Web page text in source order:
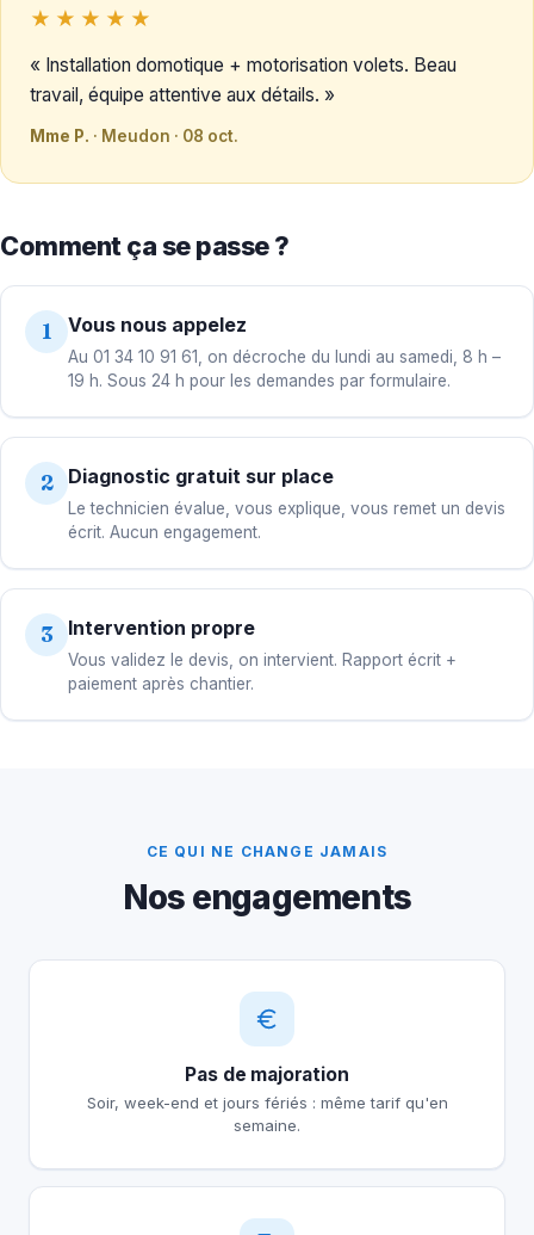
★★★★★
« Installation domotique + motorisation volets. Beau
travail, équipe attentive aux détails. »
Mme P. · Meudon · 08 oct.
Comment ça se passe ?
1 Vous nous appelez
Au 01 34 10 91 61, on décroche du lundi au samedi, 8 h –
19 h. Sous 24 h pour les demandes par formulaire.
2 Diagnostic gratuit sur place
Le technicien évalue, vous explique, vous remet un devis
écrit. Aucun engagement.
3 Intervention propre
Vous validez le devis, on intervient. Rapport écrit +
paiement après chantier.
CE QUI NE CHANGE JAMAIS
Nos engagements
Pas de majoration
Soir, week-end et jours fériés : même tarif qu'en
semaine.